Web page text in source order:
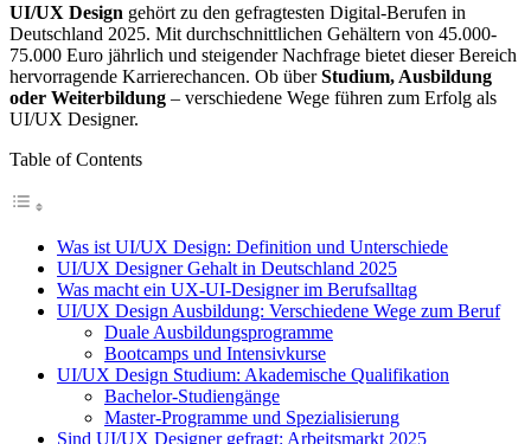
UI/UX Design gehört zu den gefragtesten Digital-Berufen in
Deutschland 2025. Mit durchschnittlichen Gehältern von 45.000-
75.000 Euro jährlich und steigender Nachfrage bietet dieser Bereich
hervorragende Karrierechancen. Ob überStudium, Ausbildung
oder Weiterbildung – verschiedene Wege führen zum Erfolg als
UI/UX Designer.
Table of Contents
Was ist UI/UX Design: Definition und Unterschiede
UI/UX Designer Gehalt in Deutschland 2025
Was macht ein UX-UI-Designer im Berufsalltag
UI/UX Design Ausbildung: Verschiedene Wege zum Beruf
Duale Ausbildungsprogramme
Bootcamps und Intensivkurse
UI/UX Design Studium: Akademische Qualifikation
Bachelor-Studiengänge
Master-Programme und Spezialisierung
Sind UI/UX Designer gefragt: Arbeitsmarkt 2025